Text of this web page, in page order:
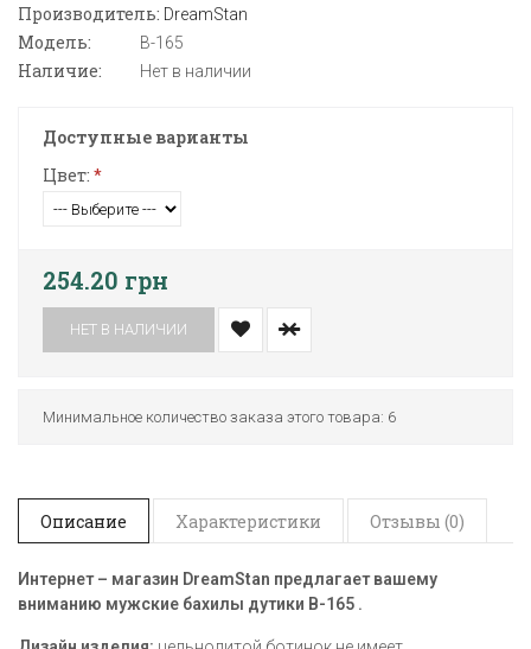
Производитель: DreamStan
Модель: В-165
Наличие: Нет в наличии
Доступные варианты
Цвет: *
254.20 грн
НЕТ В НАЛИЧИИ
Минимальное количество заказа этого товара: 6
Описание Характеристики Отзывы (0)
Интернет – магазин DreamStan предлагает вашему
вниманию мужские бахилы дутики В-165 .